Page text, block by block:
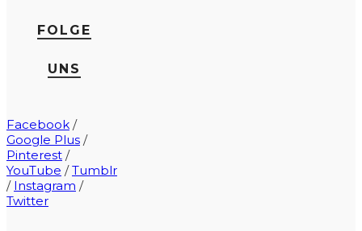
FOLGE
UNS
Facebook /
Google Plus /
Pinterest /
YouTube /Tumblr
/ Instagram /
Twitter